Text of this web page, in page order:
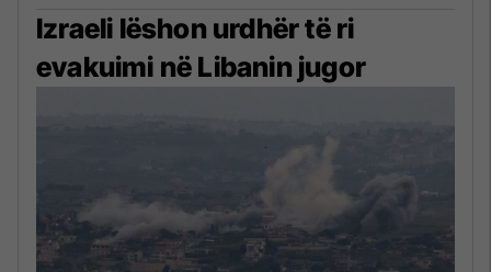
Izraeli lëshon urdhër të ri
evakuimi në Libanin jugor